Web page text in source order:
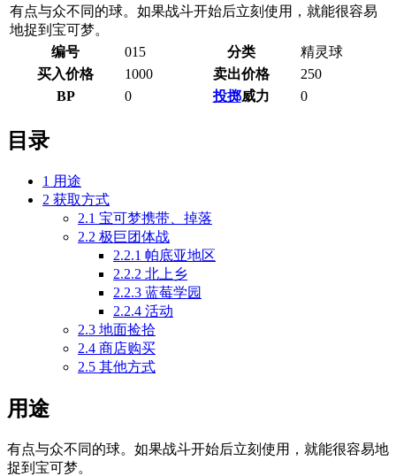
有点与众不同的球。如果战斗开始后立刻使用，就能很容易
地捉到宝可梦。
编号
015 分类
精灵球
买入价格
1000 卖出价格
250
BP
0 投掷威力 0
目录
1 用途
2 获取方式
2.1 宝可梦携带、掉落
2.2 极巨团体战
2.2.1 帕底亚地区
2.2.2 北上乡
2.2.3 蓝莓学园
2.2.4 活动
2.3 地面捡拾
2.4 商店购买
2.5 其他方式
用途
有点与众不同的球。如果战斗开始后立刻使用，就能很容易地
捉到宝可梦。